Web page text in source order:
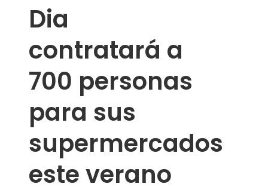
Dia
contratará a
700 personas
para sus
supermercados
este verano